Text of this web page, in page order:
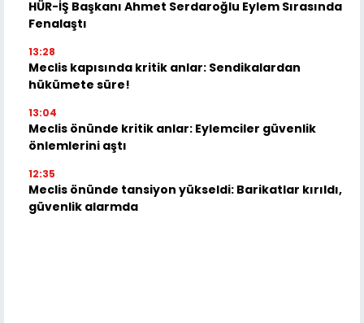
HÜR-İŞ Başkanı Ahmet Serdaroğlu Eylem Sırasında
Fenalaştı
13:28
Meclis kapısında kritik anlar: Sendikalardan
hükümete süre!
13:04
Meclis önünde kritik anlar: Eylemciler güvenlik
önlemlerini aştı
12:35
Meclis önünde tansiyon yükseldi: Barikatlar kırıldı,
güvenlik alarmda